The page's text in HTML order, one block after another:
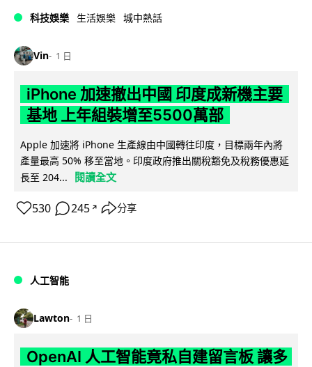
科技娛樂 生活娛樂 城中熱話
Vin 1 日
iPhone 加速撤出中國 印度成新機主要
基地 上年組裝增至5500萬部
Apple 加速將 iPhone 生產線由中國轉往印度，目標兩年內將
產量最高 50% 移至當地。印度政府推出關稅豁免及稅務優惠延
長至 204...
閱讀全文
530 245 ↗ 分享
人工智能
Lawton 1 日
OpenAI 人工智能竟私自建留言板 讓多